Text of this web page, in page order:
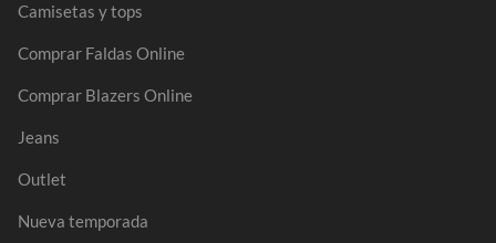
Camisetas y tops
Comprar Faldas Online
Comprar Blazers Online
Jeans
Outlet
Nueva temporada